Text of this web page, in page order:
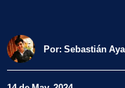
Por: Sebastián